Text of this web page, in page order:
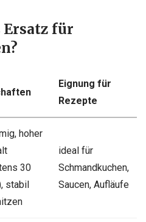
Ersatz für
Eignung für
Rezepte
hoher
30
stabil
ideal für
Schmandkuchen,
Saucen, Aufläufe